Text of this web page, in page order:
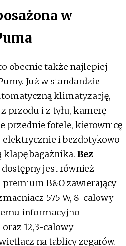
w
obecnie także najlepiej
Już w standardzie
klimatyzację,
przodu i z tyłu, kamerę
przednie fotele, kierownicę
elektrycznie i bezdotykowo
bagażnika. Bez
dostępny jest również
premium B&O zawierający
575 W, 8-calowy
informacyjno-
12,3-calowy
na tablicy zegarów.